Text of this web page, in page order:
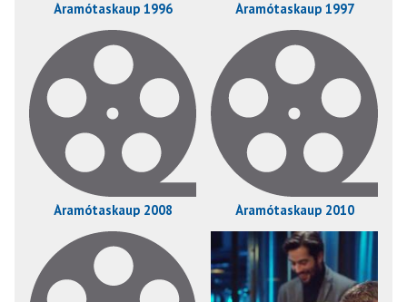
Áramótaskaup 1996 Áramótaskaup 1997
Áramótaskaup 2008 Áramótaskaup 2010